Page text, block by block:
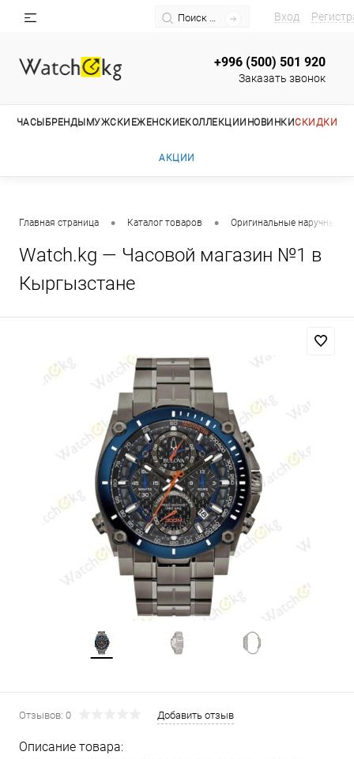
Вход
+996 (500) 501 920
Заказать звонок
ЧАСЫ БРЕНДЫ МУЖСКИЕЖЕНСКИЕКОЛЛЕКЦИИ НОВИНКИСКИДКИ
АКЦИИ
Главная страница • Каталог товаров • Оригинальные наручные
Watch.kg — Часовой магазин №1 в
Кыргызстане
Отзывов: 0 Добавить отзыв
Описание товара: